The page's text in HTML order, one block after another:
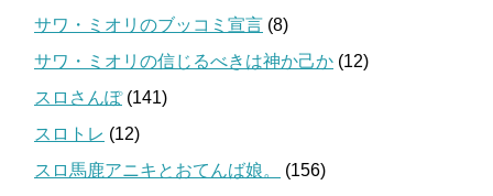
サワ・ミオリのブッコミ宣言 (8)
サワ・ミオリの信じるべきは神か己か (12)
スロさんぽ(141)
スロトレ (12)
スロ馬鹿アニキとおてんば娘。
(156)